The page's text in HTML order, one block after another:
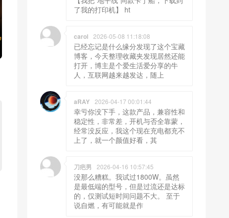
了我的打印机】 ht
carol 2026-05-08 11:18:08
已经忘记是什么缘分发现了这个宝藏
博客，今天整理收藏夹发现居然还能
打开，博主是个爱生活爱分享的牛
人，互联网越来越发达，随上
aRAY 2026-04-17 00:01:44
幸亏你没下手，这款产品，兼容性和
稳定性，非常差，开机与否全靠蒙，
经常没反应，我这个现在充电都充不
上了，就一个颜值好看，其
刀疤男 2026-04-16 10:57:45
没那么糟糕。我试过1800W。虽然
是最低端的型号，但是过流还是达标
的，仅测试短时间问题不大。 至于
说自燃，有可能就是作